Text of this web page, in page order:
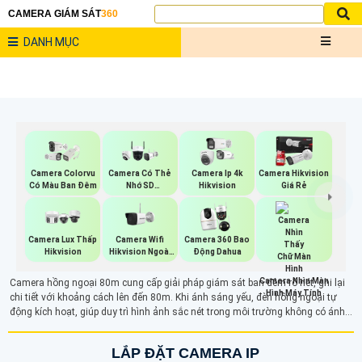
CAMERA GIÁM SÁT360
DANH MỤC
Camera Colorvu
Có Màu Ban Đêm
Camera Có Thẻ
Nhớ SD
HIKVISION
Camera Ip 4k
Hikvision
Camera Hikvision
Giá Rẻ
Camera Lux Thấp
Hikvision
Camera Wifi
Hikvision Ngoài
Trời
Camera 360 Bao
Động Dahua
Camera Nhìn Màn
Hình Máy Tính
Camera hồng ngoại 80m cung cấp giải pháp giám sát ban đêm rõ nét, ghi lại
chi tiết với khoảng cách lên đến 80m. Khi ánh sáng yếu, đèn hồng ngoại tự
động kích hoạt, giúp duy trì hình ảnh sắc nét trong môi trường không có ánh
LẮP ĐẶT CAMERA IP